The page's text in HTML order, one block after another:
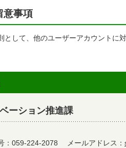
意事項
として、他のユーザーアカウントに
ーション推進課
：059-224-2078 メールアドレス：